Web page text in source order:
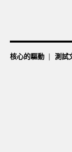
核心的驅動 測試